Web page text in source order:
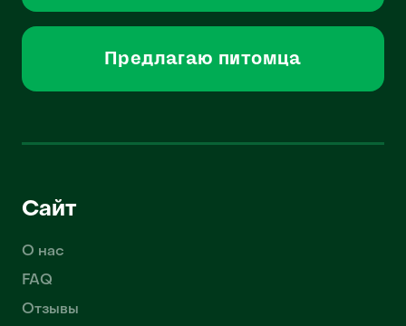
Предлагаю питомца
Сайт
О нас
FAQ
Отзывы